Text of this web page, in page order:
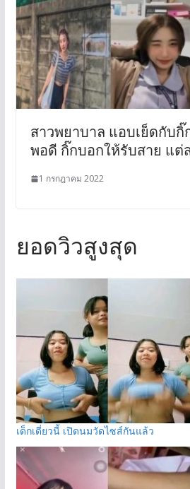
สาวพยาบาล แอบเย็ดกับ
พอดี กิ๊กบอกให้รับสาย แต่
1 กรกฎาคม 2022
ยอดวิวสูงสุด
เด็กเดี่ยวนี้ เปิดนมวัดไซส์กันแล้ว